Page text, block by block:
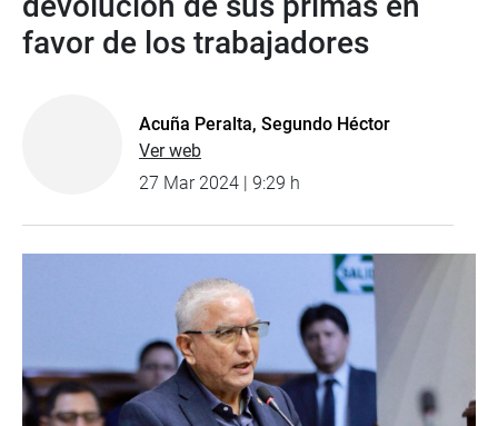
favor de los trabajadores
Acuña Peralta, Segundo Héctor
Ver web
27 Mar 2024 | 9:29 h